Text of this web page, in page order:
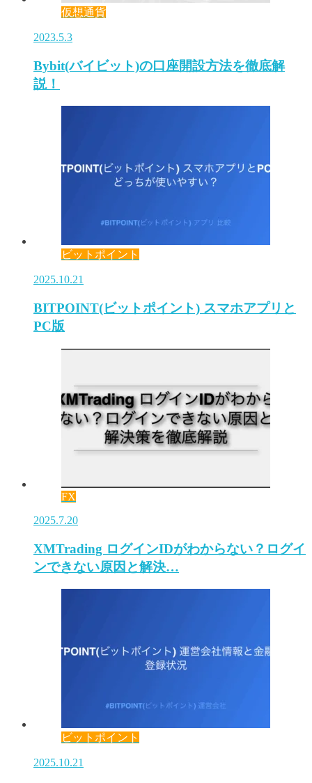
仮想通貨
2023.5.3
Bybit(バイビット)の口座開設方法を徹底解
説！
ビットポイント
2025.10.21
BITPOINT(ビットポイント) スマホアプリと
PC版
FX
2025.7.20
XMTrading ログインIDがわからない？ログイ
ンできない原因と解決…
ビットポイント
2025.10.21